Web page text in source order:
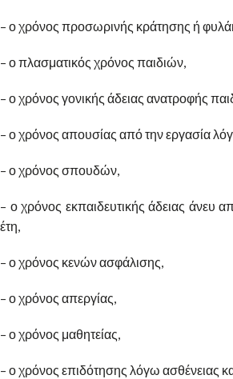
– ο χρόνος προσωρινής κράτησης ή
– ο πλασματικός χρόνος παιδιών,
– ο χρόνος γονικής άδειας ανατροφής
– ο χρόνος απουσίας από την εργασία
– ο χρόνος σπουδών,
– ο χρόνος εκπαιδευτικής άδειας άνευ
έτη,
– ο χρόνος κενών ασφάλισης,
– ο χρόνος απεργίας,
– ο χρόνος μαθητείας,
– ο χρόνος επιδότησης λόγω ασθένειας